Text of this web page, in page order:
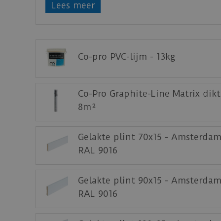
Zorg voor een egale ondervloer, hierdoor
Staal aanvragen
Lees meer
Co-pro PVC-lijm - 13kg
Co-Pro Graphite-Line Matrix
8m²
Gelakte plint 70x15 -
RAL 9016
Gelakte plint 90x15 -
RAL 9016